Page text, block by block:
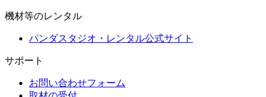
機材等のレンタル
パンダスタジオ・レンタル公式サイト
サポート
お問い合わせフォーム